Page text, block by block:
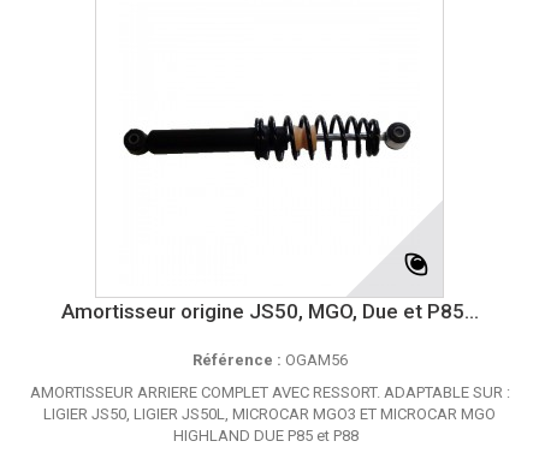
Amortisseur origine JS50, MGO, Due et P85...
Référence : OGAM56
AMORTISSEUR ARRIERE COMPLET AVEC RESSORT. ADAPTABLE SUR :
LIGIER JS50, LIGIER JS50L, MICROCAR MGO3 ET MICROCAR MGO
HIGHLAND DUE P85 et P88